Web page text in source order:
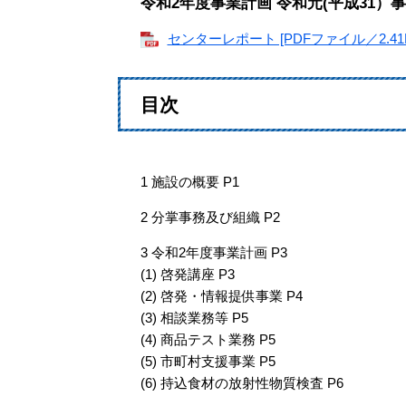
センターレポート [PDFファイル／
目次
1 施設の概要 P1
2 分掌事務及び組織 P2
3 令和2年度事業計画 P3
(1) 啓発講座 P3
(2) 啓発・情報提供事業 P4
(3) 相談業務等 P5
(4) 商品テスト業務 P5
(5) 市町村支援事業 P5
(6) 持込食材の放射性物質検査 P6